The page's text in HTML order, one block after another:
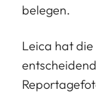
belegen.
Leica hat